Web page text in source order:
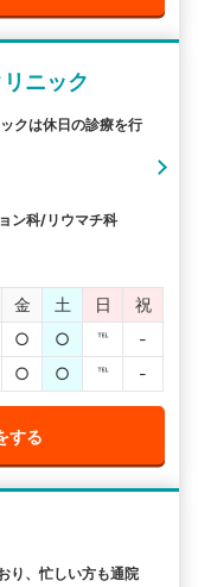
ニック
クは休日の診療を行
ン科/リウマチ科
金 土 日
祝
○ ○ ℡
-
○ ○ ℡ -
する
り、忙しい方も通院